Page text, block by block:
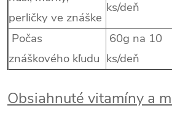
perličky ve znáške
ks/deň
Počas
znáškového kľudu
60g na 10
ks/deň
Obsiahnuté vitamíny a